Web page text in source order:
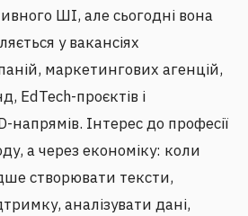
ШІ, але сьогодні вона
у вакансіях
маркетингових агенцій,
EdTech-проєктів і
напрямів. Інтерес до професії
а через економіку: коли
створювати тексти,
аналізувати дані,